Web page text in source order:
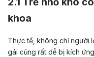
khoa
Thực tế, không chỉ người
gái cũng rất dễ bị kích